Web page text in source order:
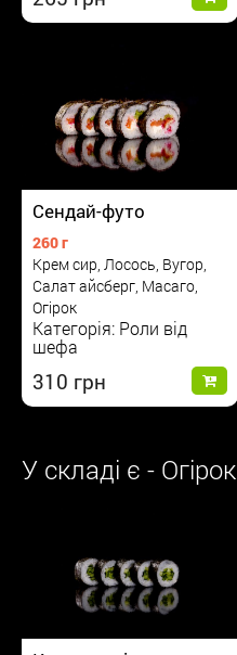
Сендай-футо
260 г
Крем сир, Лосось, Вугор,
Салат айсберг, Масаго,
Огірок
Категорія: Роли від
шефа
310
У складі є - Огірок